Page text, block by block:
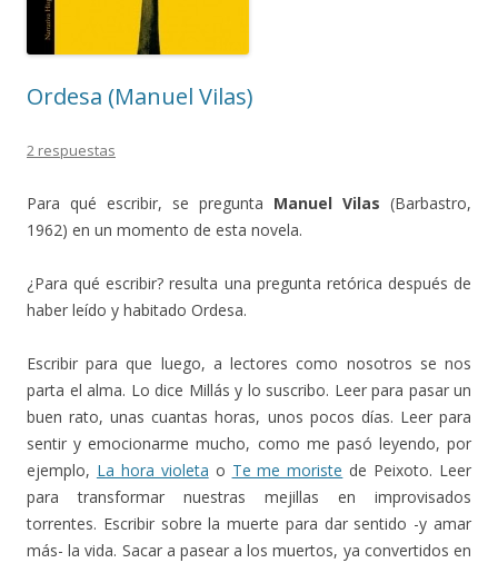
Ordesa (Manuel Vilas)
2 respuestas
Para qué escribir, se pregunta Manuel Vilas (Barbastro,
1962) en un momento de esta novela.
¿Para qué escribir? resulta una pregunta retórica después de
haber leído y habitado Ordesa.
Escribir para que luego, a lectores como nosotros se nos
parta el alma. Lo dice Millás y lo suscribo. Leer para pasar un
buen rato, unas cuantas horas, unos pocos días. Leer para
sentir y emocionarme mucho, como me pasó leyendo, por
ejemplo, La hora violeta o Te me moriste de Peixoto. Leer
para transformar nuestras mejillas en improvisados
torrentes. Escribir sobre la muerte para dar sentido -y amar
más- la vida. Sacar a pasear a los muertos, ya convertidos en